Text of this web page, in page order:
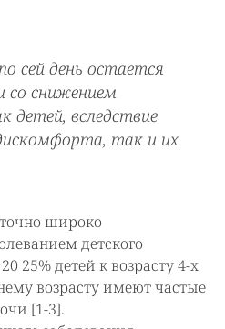
сей день остается
со снижением
детей, вследствие
так и их
широко
детского
25% детей к возрасту 4-х
возрасту имеют частые
[1-3].